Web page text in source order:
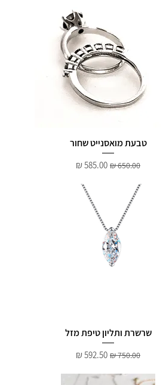
טבעת מואסנייט שחור
מחיר רגיל מחיר מבצע
שרשרת ותליון טיפת מזל
מחיר רגיל מחיר מבצע